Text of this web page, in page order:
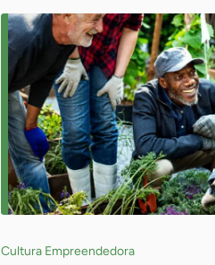
Cultura Empreendedora